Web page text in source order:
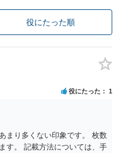
役にたった順
役にたった 1
まり多くない印象です。 枚数
す。 記載方法については、手